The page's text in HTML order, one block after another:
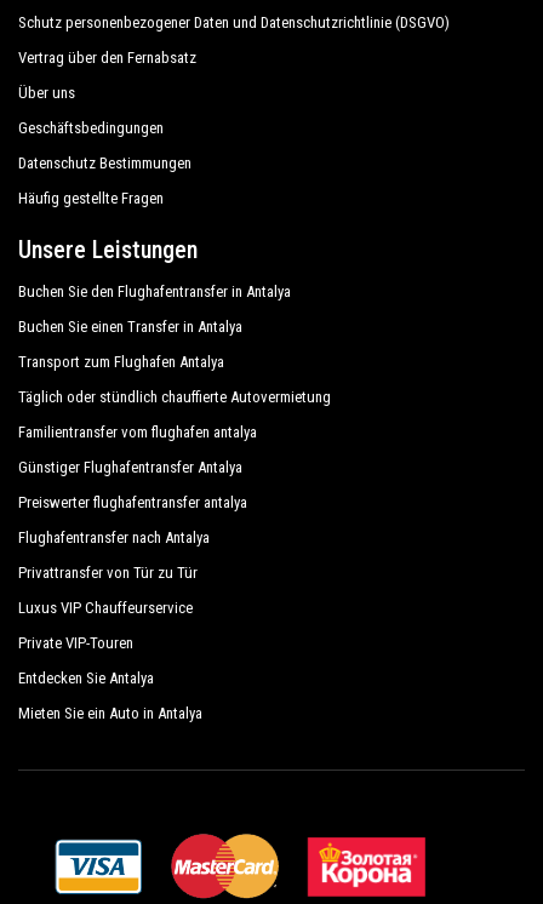
Schutz personenbezogener Daten und Datenschutzrichtlinie (DSGVO)
Vertrag über den Fernabsatz
Über uns
Geschäftsbedingungen
Datenschutz Bestimmungen
Häufig gestellte Fragen
Unsere Leistungen
Buchen Sie den Flughafentransfer in Antalya
Buchen Sie einen Transfer in Antalya
Transport zum Flughafen Antalya
Täglich oder stündlich chauffierte Autovermietung
Familientransfer vom flughafen antalya
Günstiger Flughafentransfer Antalya
Preiswerter flughafentransfer antalya
Flughafentransfer nach Antalya
Privattransfer von Tür zu Tür
Luxus VIP Chauffeurservice
Private VIP-Touren
Entdecken Sie Antalya
Mieten Sie ein Auto in Antalya